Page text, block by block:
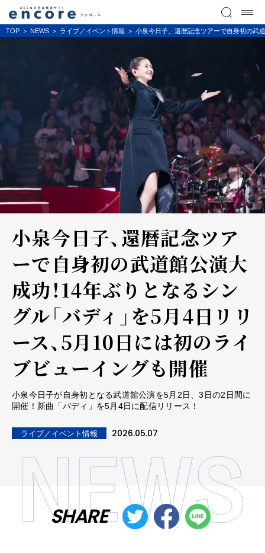
TOP NEWS ライブ／イベント情報 小泉今日子、還暦記念ツアーで自身初の武
小泉今日子、還暦記念ツア
ーで自身初の武道館公演大
成功！14年ぶりとなるシン
グル「バディ」を5月4日リリ
ース、5月10日には初のライ
ブビューイングも開催
小泉今日子が自身初となる武道館公演を5月2日、3日の2日間に
開催！新曲「バディ」を5月4日に配信リリース！
ライブ／イベント情報 2026.05.07
SHARE